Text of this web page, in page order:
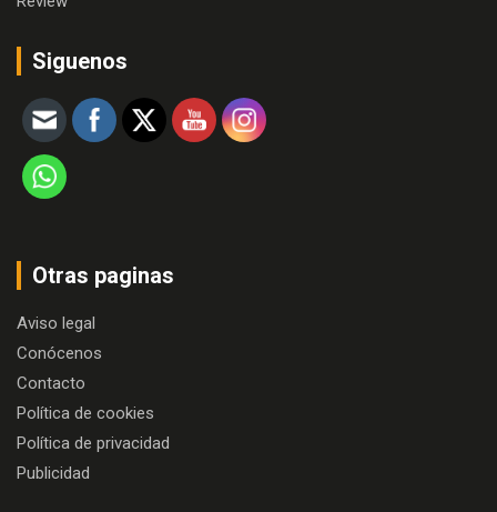
Siguenos
Otras paginas
Aviso legal
Conócenos
Contacto
Política de cookies
Política de privacidad
Publicidad